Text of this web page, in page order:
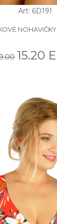
Art: 6D191
15.20